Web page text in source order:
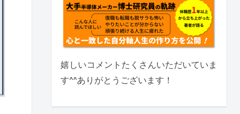
嬉しいコメントたくさんいただいていま
す^^ありがとうございます！